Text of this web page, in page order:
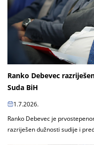
Ranko Debevec
Suda BiH
1.7.2026.
Ranko Debevec je
razriješen dužnosti sudije i